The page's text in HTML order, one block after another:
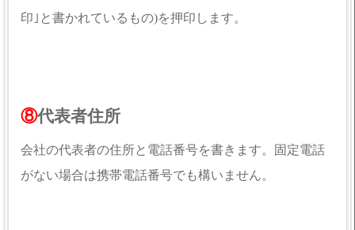
印｣と書かれているもの)を押印します。
⑧代表者住所
会社の代表者の住所と電話番号を書きます。固定電話
がない場合は携帯電話番号でも構いません。